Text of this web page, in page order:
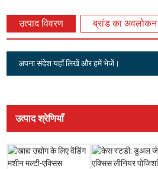
उत्पाद विवरण ब्रांड का अवलोकन
अपना संदेश यहाँ लिखें और हमें भेजें।
उत्पाद श्रेणियाँ